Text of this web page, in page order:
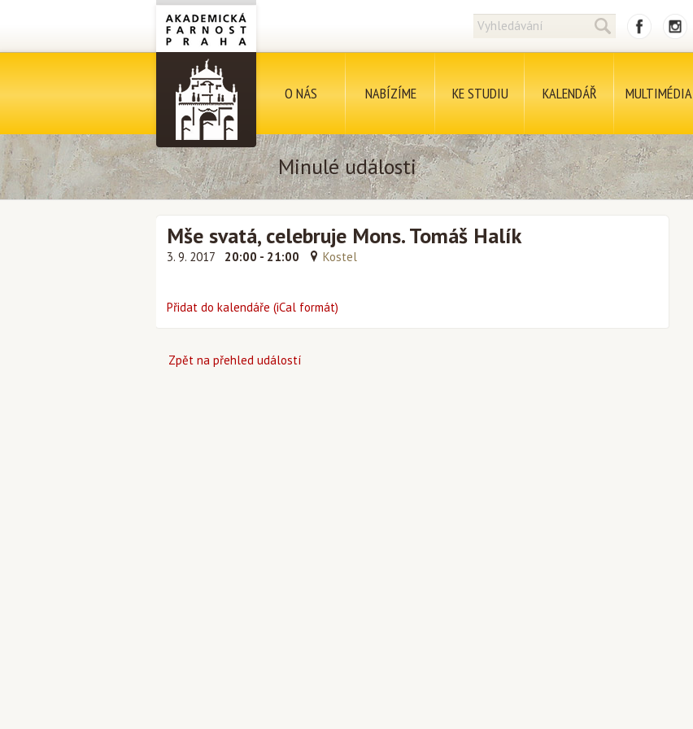
O NÁS NABÍZÍME KE STUDIU KALENDÁŘ MULTIMÉDIA
Minulé události
Mše svatá, celebruje Mons. Tomáš Halík
3. 9. 2017 20:00 - 21:00 Kostel
Přidat do kalendáře (iCal formát)
Zpět na přehled událostí